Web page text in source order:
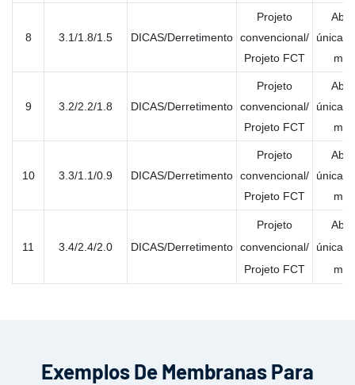
8 3.1/1.8/1.5 DICAS/Derretimento
Projeto
convencional/
Projeto FCT
única/
9 3.2/2.2/1.8 DICAS/Derretimento
Projeto
convencional/
Projeto FCT
única/
10 3.3/1.1/0.9 DICAS/Derretimento
Projeto
convencional/
Projeto FCT
única/
11 3.4/2.4/2.0 DICAS/Derretimento
Projeto
convencional/
Projeto FCT
única/
Exemplos De Membranas Para